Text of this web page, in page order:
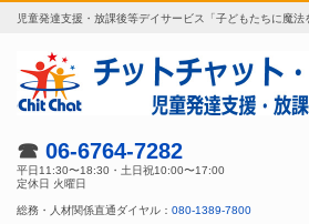
児童発達支援・放課後等デイサービス「子どもたちに魔法
☎ 06-6764-7282
平日11:30〜18:30・土日祝10:00〜17:00
定休日 火曜日
総務・人材関係直通ダイヤル： 080-1389-7800